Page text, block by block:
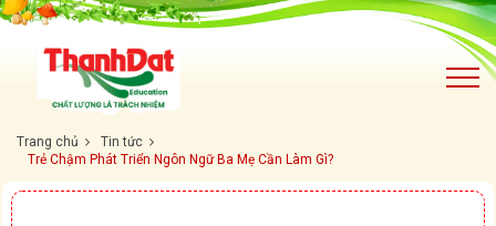
Trang chủ
Tin tức
Trẻ Chậm Phát Triển Ngôn Ngữ Ba Mẹ Cần Làm Gì?